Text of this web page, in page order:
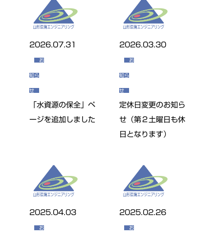
2026.07.31
お
知ら
せ
「水資源の保全」ペ
ージを追加しました
2026.03.30
お
知ら
せ
定休日変更のお知ら
せ（第２土曜日も休
日となります）
2025.04.03
お
2025.02.26
お